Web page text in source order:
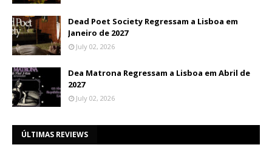
Dead Poet Society Regressam a Lisboa em
Janeiro de 2027
July 02, 2026
Dea Matrona Regressam a Lisboa em Abril de
2027
July 02, 2026
ÚLTIMAS REVIEWS